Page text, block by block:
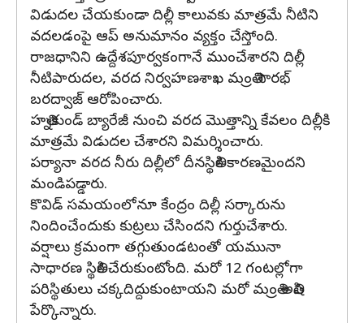
విడుదల చేయకుండా దిల్లీ కాలువకు మాత్రమే నీటిని
వదలడంపై ఆప్ అనుమానం వ్యక్తం చేస్తోంది.
రాజధానిని ఉద్దేశపూర్వకంగానే ముంచేశారని దిల్లీ
నీటిపారుదల, వరద నిర్వహణశాఖ మంత్రి సౌరభ్
బరద్వాజ్ ఆరోపించారు.
హత్నికుండ్ బ్యారేజీ నుంచి వరద మొత్తాన్ని కేవలం దిల్లీకి
మాత్రమే విడుదల చేశారని విమర్శించారు.
పర్యానా వరద నీరు దిల్లీలో దీనస్థితికి కారణమైందని
మండిపడ్డారు.
కొవిడ్ సమయంలోనూ కేంద్రం దిల్లీ సర్కారును
నిందించేందుకు కుట్రలు చేసిందని గుర్తుచేశారు.
వర్షాలు క్రమంగా తగ్గుతుండటంతో యమునా
సాధారణ స్థితికి చేరుకుంటోంది. మరో 12 గంటల్లోగా
పరిస్థితులు చక్కదిద్దుకుంటాయని మరో మంత్రి అతిషి
పేర్కొన్నారు.